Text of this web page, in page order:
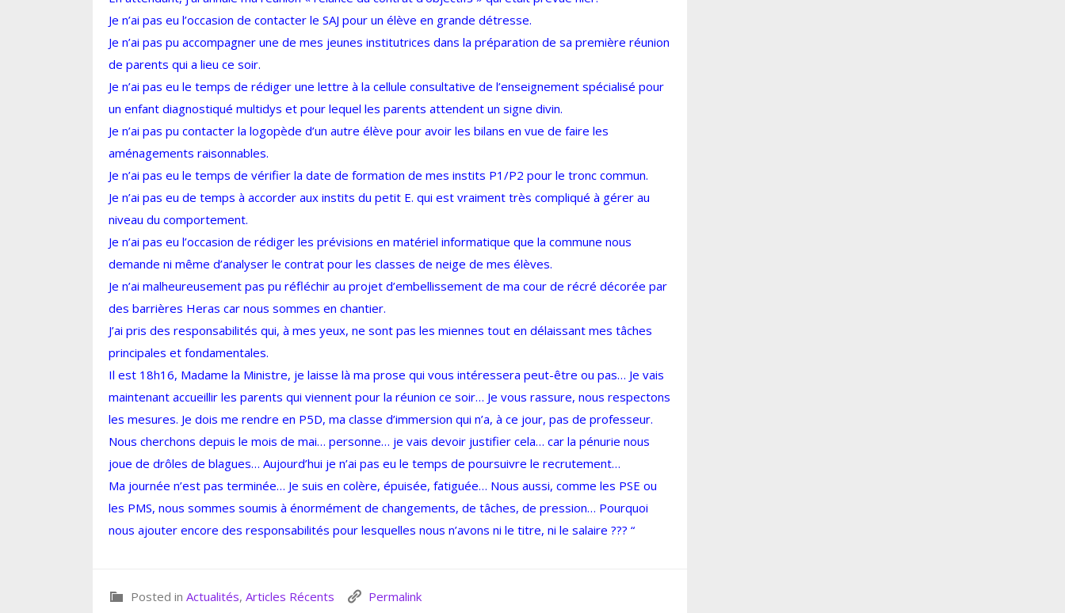
Je n’ai pas eu l’occasion de contacter le SAJ pour un élève en grande détresse.
Je n’ai pas pu accompagner une de mes jeunes institutrices dans la préparation de sa première réunion
de parents qui a lieu ce soir.
Je n’ai pas eu le temps de rédiger une lettre à la cellule consultative de l’enseignement spécialisé pour
un enfant diagnostiqué multidys et pour lequel les parents attendent un signe divin.
Je n’ai pas pu contacter la logopède d’un autre élève pour avoir les bilans en vue de faire les
aménagements raisonnables.
Je n’ai pas eu le temps de vérifier la date de formation de mes instits P1/P2 pour le tronc commun.
Je n’ai pas eu de temps à accorder aux instits du petit E. qui est vraiment très compliqué à gérer au
niveau du comportement.
Je n’ai pas eu l’occasion de rédiger les prévisions en matériel informatique que la commune nous
demande ni même d’analyser le contrat pour les classes de neige de mes élèves.
Je n’ai malheureusement pas pu réfléchir au projet d’embellissement de ma cour de récré décorée par
des barrières Heras car nous sommes en chantier.
J’ai pris des responsabilités qui, à mes yeux, ne sont pas les miennes tout en délaissant mes tâches
principales et fondamentales.
Il est 18h16, Madame la Ministre, je laisse là ma prose qui vous intéressera peut-être ou pas… Je vais
maintenant accueillir les parents qui viennent pour la réunion ce soir… Je vous rassure, nous respectons
les mesures. Je dois me rendre en P5D, ma classe d’immersion qui n’a, à ce jour, pas de professeur.
Nous cherchons depuis le mois de mai… personne… je vais devoir justifier cela… car la pénurie nous
joue de drôles de blagues… Aujourd’hui je n’ai pas eu le temps de poursuivre le recrutement…
Ma journée n’est pas terminée… Je suis en colère, épuisée, fatiguée… Nous aussi, comme les PSE ou
les PMS, nous sommes soumis à énormément de changements, de tâches, de pression… Pourquoi
nous ajouter encore des responsabilités pour lesquelles nous n’avons ni le titre, ni le salaire ??? “
Posted in Actualités, Articles Récents Permalink